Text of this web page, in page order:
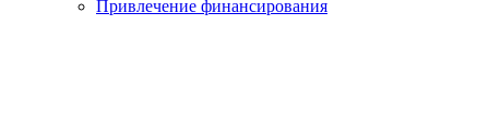
Привлечение финансирования